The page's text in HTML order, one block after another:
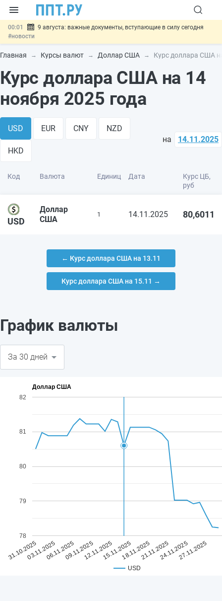
00:01
9 августа: важные документы, вступающие в силу сегодня
#новости
07.08 Подписан закон о блокировке продажи опасных товаров через
«Честный знак»#новости
07.08
Госпошлину за устранение ошибок в документах предлагают
отменить#новости
07.08
Важно
Разработают единые критерии трудовых и ГПХ-
отношений#новости
Главная Курсы валют Доллар США Курс доллара США
Курс доллара США на 14
ноября 2025 года
USD EUR CNY NZD
HKD
на 14.11.2025
Код Валюта Единиц Дата
Курс ЦБ,
руб
USD
Доллар
США
1 14.11.2025 80,6011
← Курс доллара США на 13.11
Курс доллара США на 15.11 →
График валюты
Доллар США
USD
31.10.202503.11.202506.11.202509.11.202512.11.202515.11.202518.11.202521.11.202524.11.202527.11.2025
78
79
80
81
82